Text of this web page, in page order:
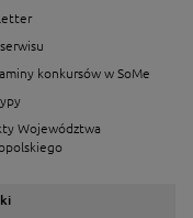
konkursów w SoMe
Województwa